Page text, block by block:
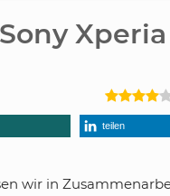
Xperia
teilen
wir in